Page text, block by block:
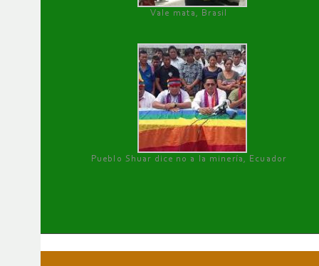
Vale mata, Brasil
Pueblo Shuar dice no a la minería, Ecuador